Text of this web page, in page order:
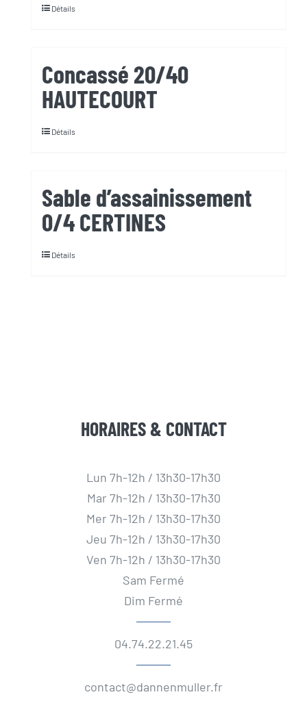
Détails
Concassé 20/40
HAUTECOURT
Détails
Sable d’assainissement
0/4 CERTINES
Détails
HORAIRES & CONTACT
Lun 7h-12h / 13h30-17h30
Mar 7h-12h / 13h30-17h30
Mer 7h-12h / 13h30-17h30
Jeu 7h-12h / 13h30-17h30
Ven 7h-12h / 13h30-17h30
Sam Fermé
Dim Fermé
04.74.22.21.45
contact@dannenmuller.fr